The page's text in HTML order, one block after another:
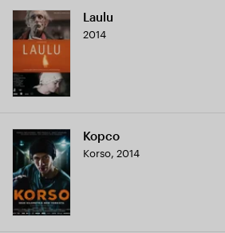
Laulu
2014
Корсо
Korso, 2014